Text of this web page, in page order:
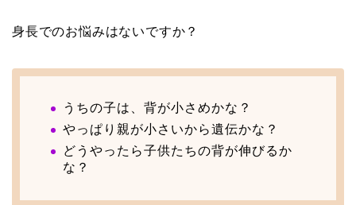
身長でのお悩みはないですか？
うちの子は、背が小さめかな？
やっぱり親が小さいから遺伝かな？
どうやったら子供たちの背が伸びるか
な？